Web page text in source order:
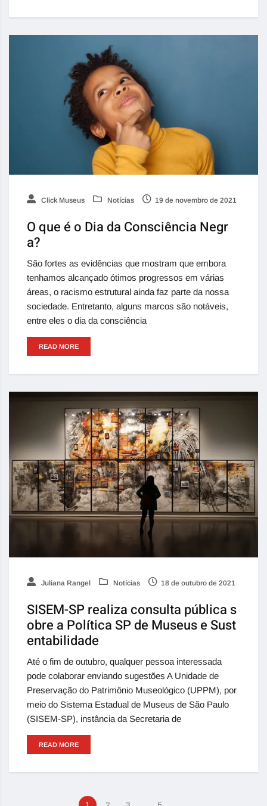
Click Museus Notícias 19 de novembro de 2021
O que é o Dia da Consciência Negr
a?
São fortes as evidências que mostram que embora
tenhamos alcançado ótimos progressos em várias
áreas, o racismo estrutural ainda faz parte da nossa
sociedade. Entretanto, alguns marcos são notáveis,
entre eles o dia da consciência
READ MORE
Juliana Rangel Notícias 18 de outubro de 2021
SISEM-SP realiza consulta pública s
obre a Política SP de Museus e Sust
entabilidade
Até o fim de outubro, qualquer pessoa interessada
pode colaborar enviando sugestões A Unidade de
Preservação do Patrimônio Museológico (UPPM), por
meio do Sistema Estadual de Museus de São Paulo
(SISEM-SP), instância da Secretaria de
READ MORE